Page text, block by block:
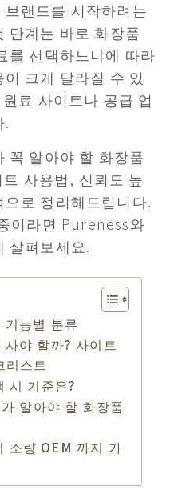
랜드를 시작하려는
단계는 바로 화장품
를 선택하느냐에 따라
크게 달라질 수 있
료 사이트나 공급 업
.
꼭 알아야 할 화장품
사용법, 신뢰도 높
로 정리해드립니다.
이라면 Pureness와
살펴보세요.
능별 분류
야 할까? 사이트
리스트
시 기준은?
알아야 할 화장품
소량 OEM 까지 가